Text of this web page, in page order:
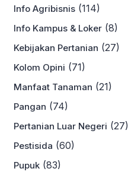
Info Agribisnis (114)
Info Kampus & Loker (8)
Kebijakan Pertanian (27)
Kolom Opini (71)
Manfaat Tanaman (21)
Pangan (74)
Pertanian Luar Negeri (27)
Pestisida (60)
Pupuk (83)